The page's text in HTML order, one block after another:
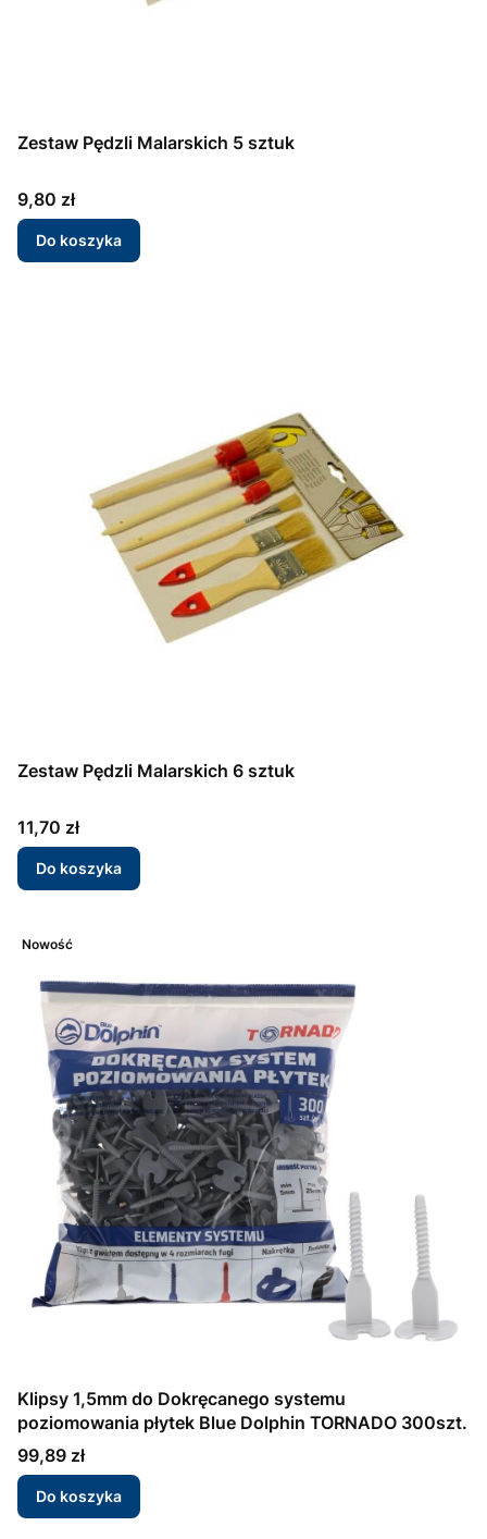
Zestaw Pędzli Malarskich 5 sztuk
Cena
9,80 zł
Do koszyka
Zestaw Pędzli Malarskich 6 sztuk
Cena
11,70 zł
Do koszyka
Nowość
Klipsy 1,5mm do Dokręcanego systemu
poziomowania płytek Blue Dolphin TORNADO 300szt.
Cena
99,89 zł
Do koszyka